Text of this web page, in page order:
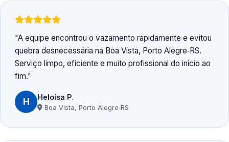
A equipe encontrou o vazamento rapidamente e evitou
quebra desnecessária na Boa Vista, Porto Alegre‑RS.
Serviço limpo, eficiente e muito profissional do início ao
fim.
H Heloísa P.
Boa Vista, Porto Alegre‑RS